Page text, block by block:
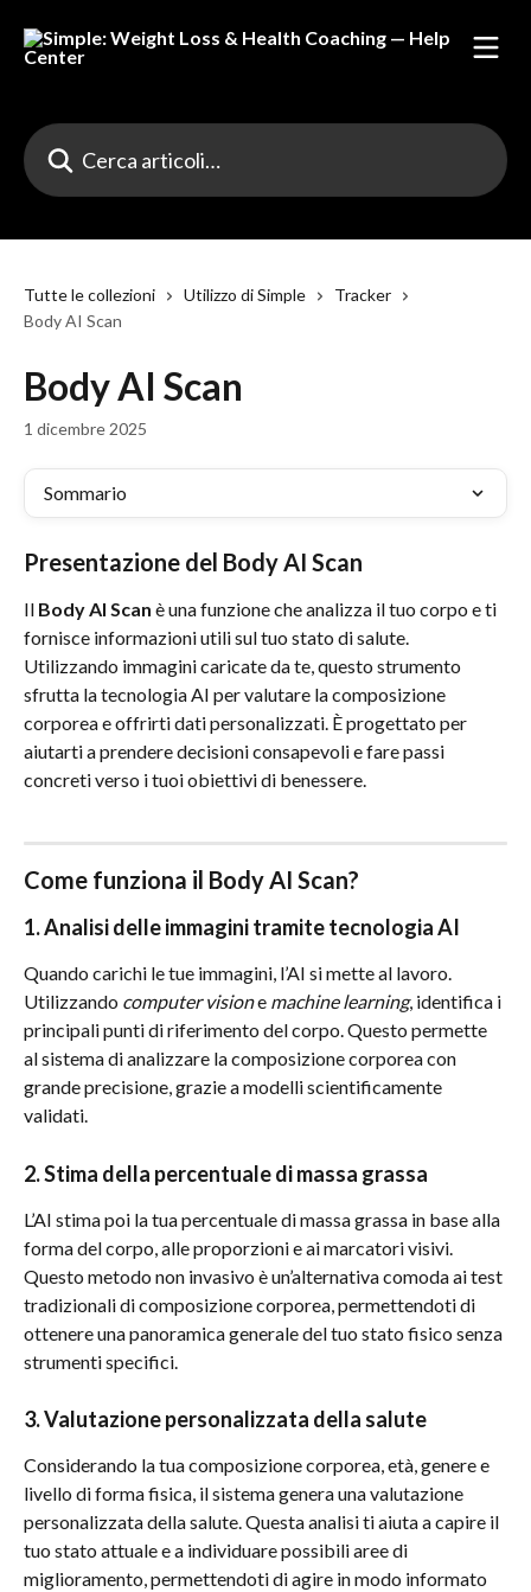
Cerca articoli…
Tutte le collezioni Utilizzo di Simple
Tracker
Body AI Scan
Body AI Scan
1 dicembre 2025
Sommario
Presentazione del Body AI Scan
Il Body AI Scan è una funzione che analizza il tuo corpo e ti
fornisce informazioni utili sul tuo stato di salute.
Utilizzando immagini caricate da te, questo strumento
sfrutta la tecnologia AI per valutare la composizione
corporea e offrirti dati personalizzati. È progettato per
aiutarti a prendere decisioni consapevoli e fare passi
concreti verso i tuoi obiettivi di benessere.
Come funziona il Body AI Scan?
1. Analisi delle immagini tramite tecnologia AI
Quando carichi le tue immagini, l’AI si mette al lavoro.
Utilizzando computer vision e machine learning, identifica i
principali punti di riferimento del corpo. Questo permette
al sistema di analizzare la composizione corporea con
grande precisione, grazie a modelli scientificamente
validati.
2. Stima della percentuale di massa grassa
L’AI stima poi la tua percentuale di massa grassa in base alla
forma del corpo, alle proporzioni e ai marcatori visivi.
Questo metodo non invasivo è un’alternativa comoda ai test
tradizionali di composizione corporea, permettendoti di
ottenere una panoramica generale del tuo stato fisico senza
strumenti specifici.
3. Valutazione personalizzata della salute
Considerando la tua composizione corporea, età, genere e
livello di forma fisica, il sistema genera una valutazione
personalizzata della salute. Questa analisi ti aiuta a capire il
tuo stato attuale e a individuare possibili aree di
miglioramento, permettendoti di agire in modo informato